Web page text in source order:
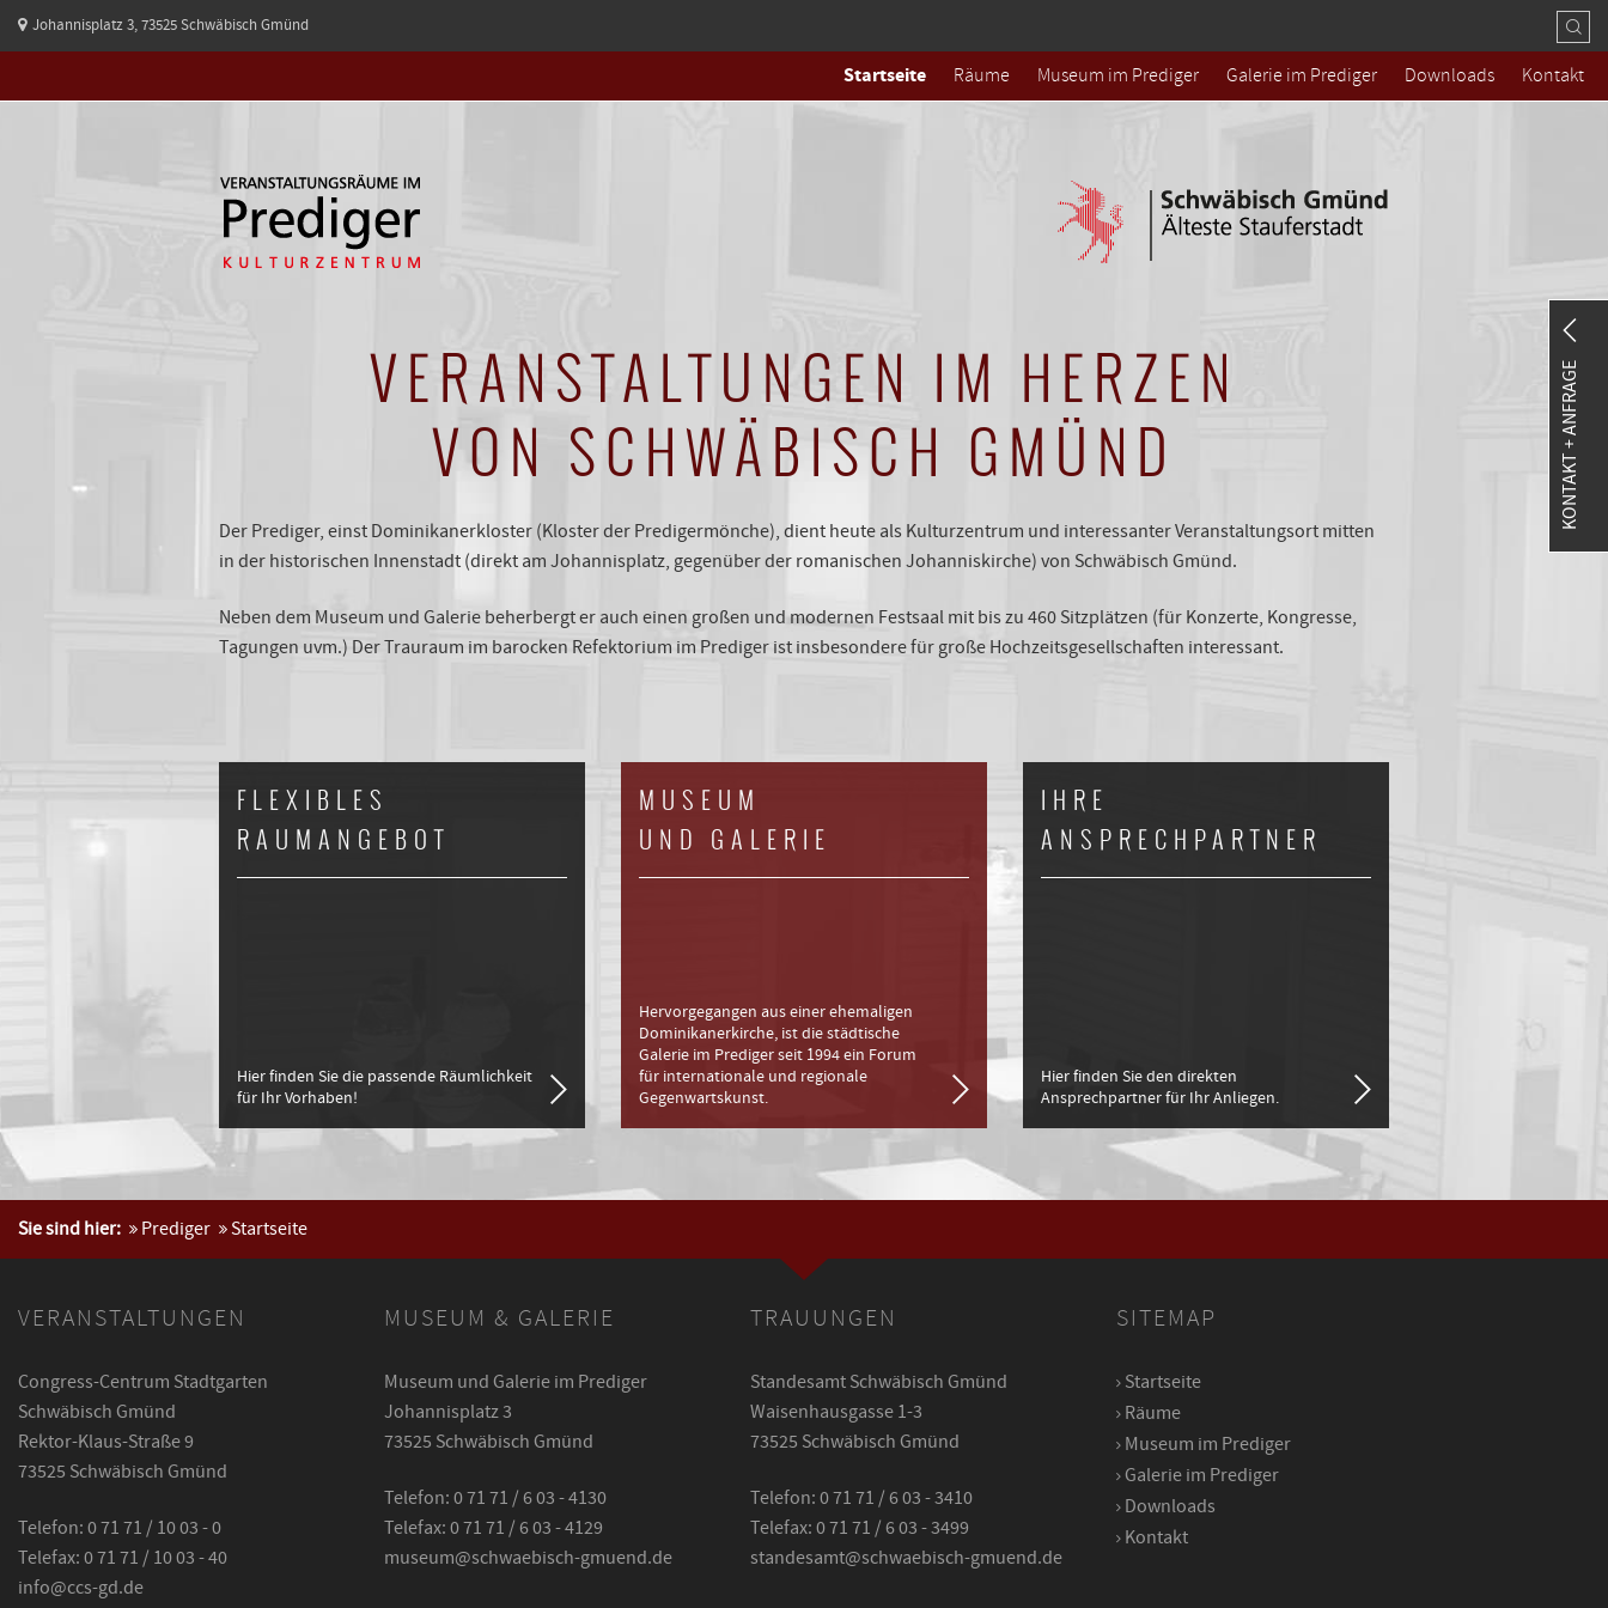
Johannisplatz 3, 73525 Schwäbisch Gmünd
Startseite Räume Museum im Prediger Galerie im Prediger Downloads Kontakt
VERANSTALTUNGEN IM HERZEN
VON SCHWÄBISCH GMÜND
Der Prediger, einst Dominikanerkloster (Kloster der Predigermönche), dient heute als Kulturzentrum und interessanter Veranstaltungsort mitten
in der historischen Innenstadt (direkt am Johannisplatz, gegenüber der romanischen Johanniskirche) von Schwäbisch Gmünd.
Neben dem Museum und Galerie beherbergt er auch einen großen und modernen Festsaal mit bis zu 460 Sitzplätzen (für Konzerte, Kongresse,
Tagungen uvm.) Der Trauraum im barocken Refektorium im Prediger ist insbesondere für große Hochzeitsgesellschaften interessant.
FLEXIBLES
RAUMANGEBOT
Hier finden Sie die passende Räumlichkeit
für Ihr Vorhaben!
MUSEUM
UND GALERIE
Hervorgegangen aus einer ehemaligen
Dominikanerkirche, ist die städtische
Galerie im Prediger seit 1994 ein Forum
für internationale und regionale
Gegenwartskunst.
IHRE
ANSPRECHPARTNER
Hier finden Sie den direkten
Ansprechpartner für Ihr Anliegen.
Sie sind hier: Prediger Startseite
VERANSTALTUNGEN
Congress-Centrum Stadtgarten
Schwäbisch Gmünd
Rektor-Klaus-Straße 9
73525 Schwäbisch Gmünd
Telefon: 0 71 71 / 10 03 - 0
Telefax: 0 71 71 / 10 03 - 40
info@ccs-gd.de
MUSEUM & GALERIE
Museum und Galerie im Prediger
Johannisplatz 3
73525 Schwäbisch Gmünd
Telefon: 0 71 71 / 6 03 - 4130
Telefax: 0 71 71 / 6 03 - 4129
museum@schwaebisch-gmuend.de
TRAUUNGEN
Standesamt Schwäbisch Gmünd
Waisenhausgasse 1-3
73525 Schwäbisch Gmünd
Telefon: 0 71 71 / 6 03 - 3410
Telefax: 0 71 71 / 6 03 - 3499
standesamt@schwaebisch-gmuend.de
SITEMAP
Startseite
Räume
Museum im Prediger
Galerie im Prediger
Downloads
Kontakt
KONTAKT + ANFRAGE